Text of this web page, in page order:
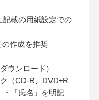
載の用紙設定での
作成を推奨
ウンロード）
（CD-R、DVD±R
・「氏名」を明記